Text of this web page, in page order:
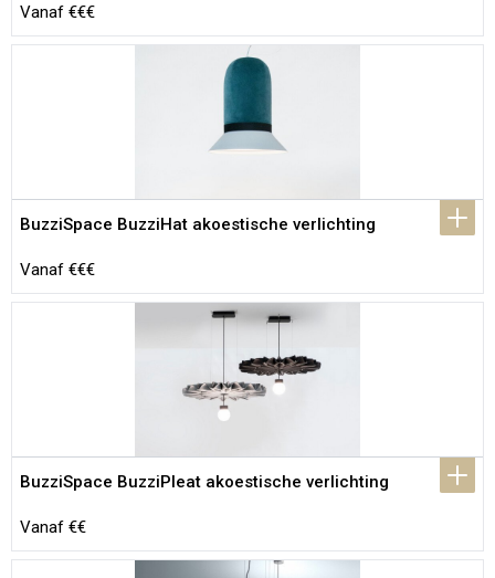
Vanaf €€€
BuzziSpace BuzziHat akoestische verlichting
Vanaf €€€
BuzziSpace BuzziPleat akoestische verlichting
Vanaf €€